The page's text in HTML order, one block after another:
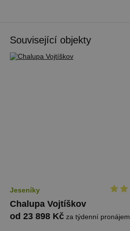
Související objekty
Jeseníky
Chalupa Vojtíškov
od 23 898 Kč za týdenní pronájem